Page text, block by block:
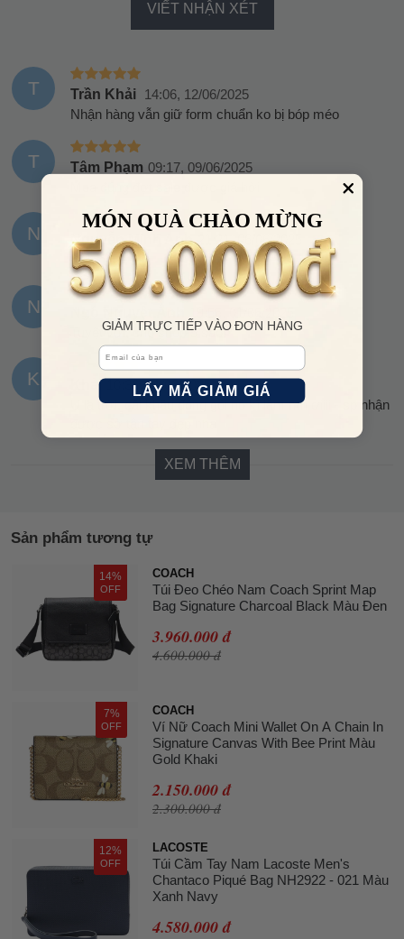
VIẾT NHẬN XÉT
T Trần Khải 14:06, 12/06/2025
Nhận hàng vẫn giữ form chuẩn ko bị bóp méo
T Tâm Phạm 09:17, 09/06/2025
N Nguyễn Minh Anh
21:21, 06/06/2025
oki nha
N
Tuyệt vời, cho shop 5 sao!
K Khải
10:36, 01/06/2025
U la trời, cái khâu đóng gói nó kĩ lắm mn ơiiii - sp nhận
XEM THÊM
Sản phẩm tương tự
14%
OFF
COACH
Túi Đeo Chéo Nam Coach Sprint Map
Bag Signature Charcoal Black Màu Đen
3.960.000 đ
4.600.000 đ
7%
OFF
COACH
Ví Nữ Coach Mini Wallet On A Chain In
Signature Canvas With Bee Print Màu
Gold Khaki
2.150.000 đ
2.300.000 đ
12%
OFF
LACOSTE
Túi Cầm Tay Nam Lacoste Men's
Chantaco Piqué Bag NH2922 - 021 Màu
Xanh Navy
4.580.000 đ
MÓN QUÀ CHÀO MỪNG
GIẢM TRỰC TIẾP VÀO ĐƠN HÀNG
Email
LẤY MÃ GIẢM GIÁ